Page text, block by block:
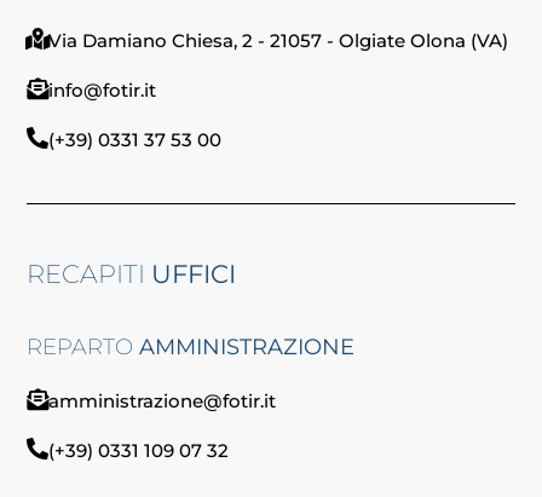
Via Damiano Chiesa, 2 - 21057 - Olgiate Olona (VA)
info@fotir.it
(+39) 0331 37 53 00
RECAPITI UFFICI
REPARTOAMMINISTRAZIONE
amministrazione@fotir.it
(+39) 0331 109 07 32